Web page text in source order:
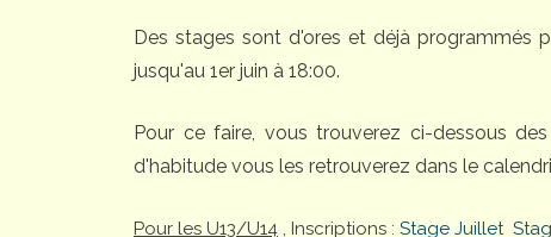
Des stages sont d'ores et déjà programmés
jusqu'au 1er juin à 18:00.
Pour ce faire, vous trouverez ci-dessous
d'habitude vous les retrouverez dans le
Pour les U13/U14 , Inscriptions : Stage Juillet